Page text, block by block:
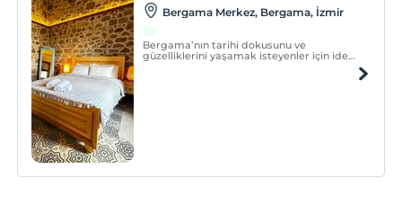
Bergama Merkez, Bergama, İzmir
Bergama’nın tarihi dokusunu ve
güzelliklerini yaşamak isteyenler için ideal